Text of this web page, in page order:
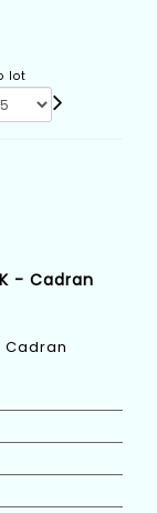
lot
- Cadran
Cadran